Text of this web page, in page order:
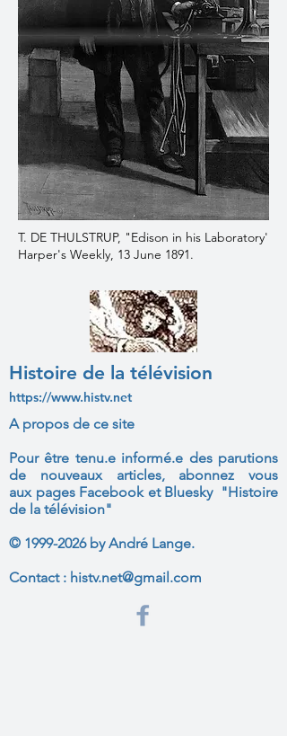
T. DE THULSTRUP, "Edison in his Laboratory'
Harper's Weekly, 13 June 1891.
Histoire de la télévision
https://www.histv.net
A propos de ce site
Pour être tenu.e informé.e des parutions
de nouveaux articles, abonnez vous
aux pages Facebook et Bluesky "Histoire
de la télévision"
© 1999-2026by André Lange.
Contact : histv.net@gmail.com